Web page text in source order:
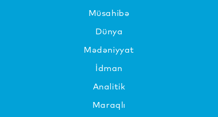
Müsahibə
Dünya
Mədəniyyat
İdman
Analitik
Maraqlı